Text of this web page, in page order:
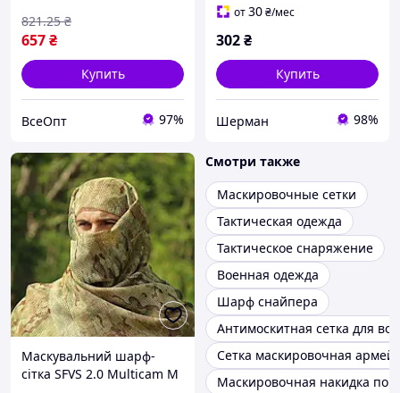
657₴
821.25 ₴
Купить
ВсеОпт 97%
от30₴/мес
302₴
Купить
Шерман 98%
Маскувальний шарф-
сітка SFVS 2.0 Multicam M
Смотри также
Маскировочные сетки
Тактическая одежда
Тактическое снаряжение
Военная одежда
Шарф снайпера
Антимоскитная сетка для
Сетка маскировочная
Маскировочная накидка